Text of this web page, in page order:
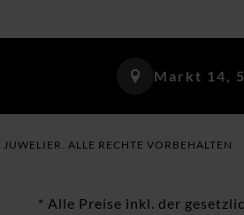
Markt 14,
ALLE RECHTE VORBEHALTEN
* Alle Preise inkl. der